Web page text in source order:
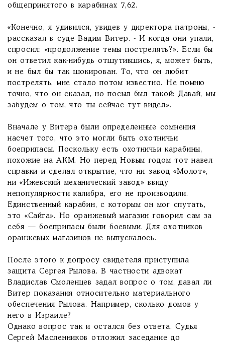
общепринятого в карабинах 7,62.
«Конечно, я удивился, увидев у директора патроны, -
рассказал в суде Вадим Витер. - И когда они упали,
спросил: «продолжение темы пострелять?». Если бы
он ответил как-нибудь отшутившись, я, может быть,
и не был бы так шокирован. То, что он любит
пострелять, мне стало потом известно. Не помню
точно, что он сказал, но посыл был такой: Давай, мы
забудем о том, что ты сейчас тут видел».
Вначале у Витера были определенные сомнения
насчет того, что это могли быть охотничьи
боеприпасы. Поскольку есть охотничьи карабины,
похожие на АКМ. Но перед Новым годом тот навел
справки и сделал открытие, что ни завод «Молот»,
ни «Ижевский механический завод» ввиду
непопулярности калибра, его не производили.
Единственный карабин, с которым он мог спутать,
это «Сайга». Но оранжевый магазин говорил сам за
себя — боеприпасы были боевыми. Для охотников
оранжевых магазинов не выпускалось.
После этого к допросу свидетеля приступила
защита Сергея Рылова. В частности адвокат
Владислав Смоленцев задал вопрос о том, давал ли
Витер показания относительно материального
обеспечения Рылова. Например, сколько домов у
него в Израиле?
Однако вопрос так и остался без ответа. Судья
Сергей Масленников отложил заседание до